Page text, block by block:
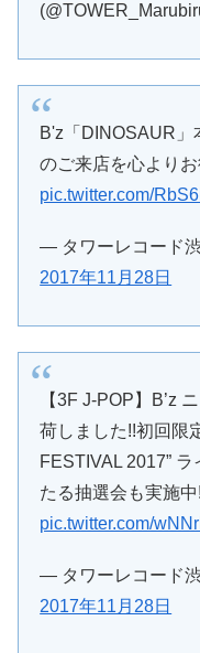
B'z「DINOSAUR」
のご来店を心より
pic.twitter.com/
— タワーレコード
2017年11月28日
【3F J-POP】B’z
荷しました!!初回限
FESTIVAL 2017”
たる抽選会も実施
pic.twitter.com/
— タワーレコード
2017年11月28日